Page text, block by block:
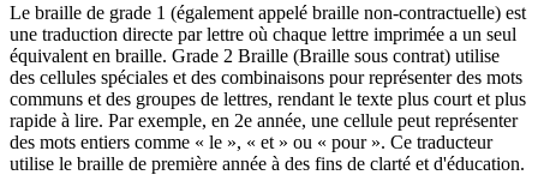
Le braille de grade 1 (également appelé braille non-contractuelle) est
une traduction directe par lettre où chaque lettre imprimée a un seul
équivalent en braille. Grade 2 Braille (Braille sous contrat) utilise
des cellules spéciales et des combinaisons pour représenter des mots
communs et des groupes de lettres, rendant le texte plus court et plus
rapide à lire. Par exemple, en 2e année, une cellule peut représenter
des mots entiers comme « le », « et » ou « pour ». Ce traducteur
utilise le braille de première année à des fins de clarté et d'éducation.